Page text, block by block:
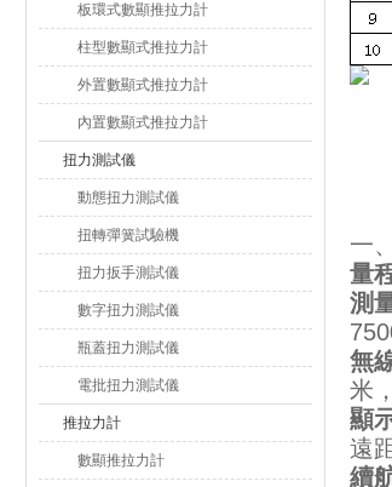
板環式數顯推拉力計
柱型數顯式推拉力計
外置數顯式推拉力計
內置數顯式推拉力計
扭力測試儀
動態扭力測試儀
扭轉彈簧試驗機
扭力扳手測試儀
數字扭力測試儀
瓶蓋扭力測試儀
電批扭力測試儀
推拉力計
數顯推拉力計
一
量
測
無
米
顯
遠
續